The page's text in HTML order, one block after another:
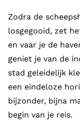
Zodra de
losgegooid, zet
en vaar je de
geniet je van de
stad geleidelijk
een eindeloze
bijzonder, bijna
begin van je reis.